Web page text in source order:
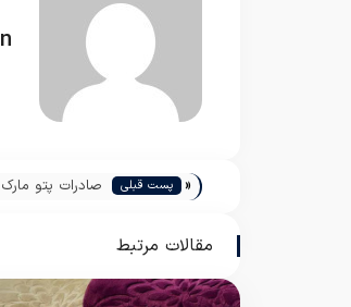
« پست قبلی صادرات پتو مارک
مقالات مرتبط